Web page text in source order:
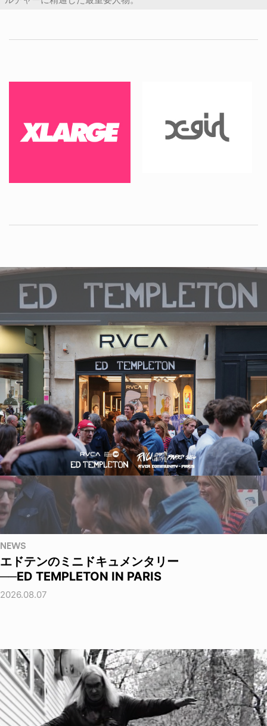
NEWS
エドテンのミニドキュメンタリー
──ED TEMPLETON IN PARIS
2026.08.07